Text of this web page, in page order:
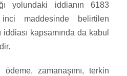
yolundaki iddianın 6183
maddesinde belirtilen
iddiası kapsamında da kabul
zamanaşımı, terkin